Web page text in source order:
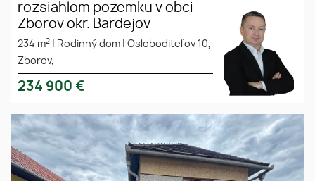
rozsiahlom pozemku v obci
Zborov okr. Bardejov
234 m2 Rodinný dom
Osloboditeľov 10,
Zborov,
234 900 €
Ponúkame Vám exkluzívne na
predaj rodinný dom v
pôvodnom stave v obci
Margecany